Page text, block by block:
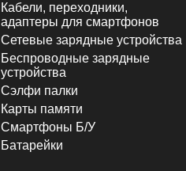
Кабели, переходники,
адаптеры для смартфонов
Сетевые зарядные устройства
Беспроводные зарядные
устройства
Сэлфи палки
Карты памяти
Смартфоны Б/У
Батарейки